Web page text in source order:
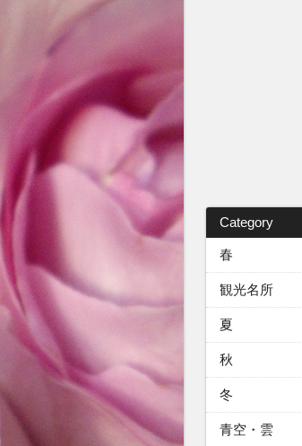
Category
春
観光名所
夏
秋
冬
青空・雲